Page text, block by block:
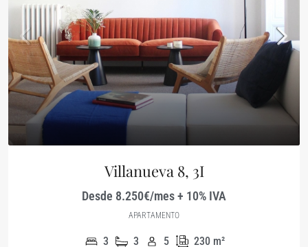
Villanueva 8, 3I
Desde 8.250€/mes + 10% IVA
APARTAMENTO
3 3 5 230 m²